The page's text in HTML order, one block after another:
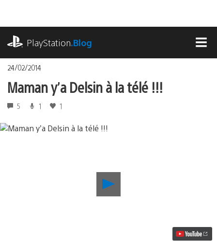
contenu
PlayStation.Blog
24/02/2014
Maman y’a Delsin à la télé !!!
5 1 1
vidéo